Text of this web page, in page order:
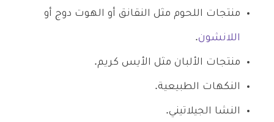
منتجات اللحوم مثل النقانق أو الهوت دوج أو
اللانشون.
منتجات الألبان مثل الأيس كريم.
النكهات الطبيعية.
النشا الجيلاتيني.